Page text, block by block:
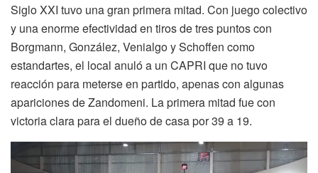
Siglo XXI tuvo una gran primera mitad. Con juego colectivo
y una enorme efectividad en tiros de tres puntos con
Borgmann, González, Venialgo y Schoffen como
estandartes, el local anuló a un CAPRI que no tuvo
reacción para meterse en partido, apenas con algunas
apariciones de Zandomeni. La primera mitad fue con
victoria clara para el dueño de casa por 39 a 19.